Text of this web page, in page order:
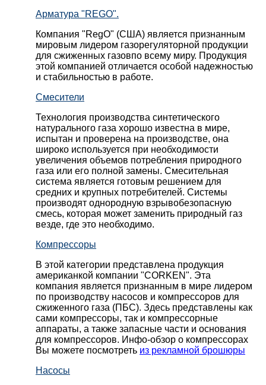
Арматура "REGO".
Компания "RegO" (США) является признанным
мировым лидером газорегуляторной продукции
для сжиженных газовпо всему миру. Продукция
этой компанией отличается особой надежностью
и стабильностью в работе.
Смесители
Технология производства синтетического
натурального газа хорошо известна в мире,
испытан и проверена на производстве, она
широко используется при необходимости
увеличения объемов потребления природного
газа или его полной замены. Смесительная
система является готовым решением для
средних и крупных потребителей. Системы
производят однородную взрывобезопасную
смесь, которая может заменить природный газ
везде, где это необходимо.
Компрессоры
В этой категории представлена продукция
американкой компании "CORKEN". Эта
компания является признанным в мире лидером
по производству насосов и компрессоров для
сжиженного газа (ПБС). Здесь представлены как
сами компрессоры, так и компрессорные
аппараты, а также запасные части и основания
для компрессоров. Инфо-обзор о компрессорах
Вы можете посмотреть из рекламной брошюры
Насосы